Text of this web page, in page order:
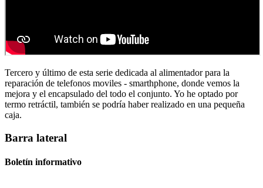
Tercero y último de esta serie dedicada al alimentador para la
reparación de telefonos moviles - smarthphone, donde vemos la
mejora y el encapsulado del todo el conjunto. Yo he optado por
termo retráctil, también se podría haber realizado en una pequeña
caja.
Barra lateral
Boletín informativo